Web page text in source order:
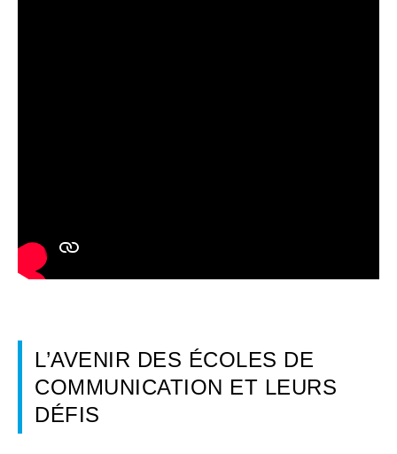
L’AVENIR DES ÉCOLES DE
COMMUNICATION ET LEURS
DÉFIS